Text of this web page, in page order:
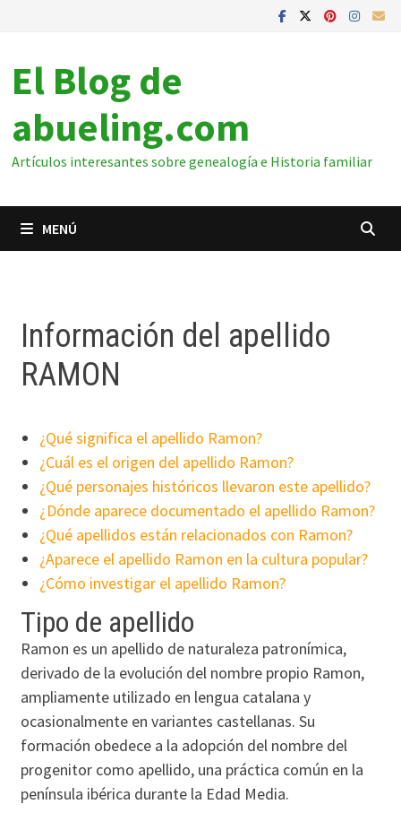
El Blog de
abueling.com
Artículos interesantes sobre genealogía e Historia familiar
MENÚ
Información del apellido
RAMON
¿Qué significa el apellido Ramon?
¿Cuál es el origen del apellido Ramon?
¿Qué personajes históricos llevaron este apellido?
¿Dónde aparece documentado el apellido Ramon?
¿Qué apellidos están relacionados con Ramon?
¿Aparece el apellido Ramon en la cultura popular?
¿Cómo investigar el apellido Ramon?
Tipo de apellido
Ramon es un apellido de naturaleza patronímica,
derivado de la evolución del nombre propio Ramon,
ampliamente utilizado en lengua catalana y
ocasionalmente en variantes castellanas. Su
formación obedece a la adopción del nombre del
progenitor como apellido, una práctica común en la
península ibérica durante la Edad Media.